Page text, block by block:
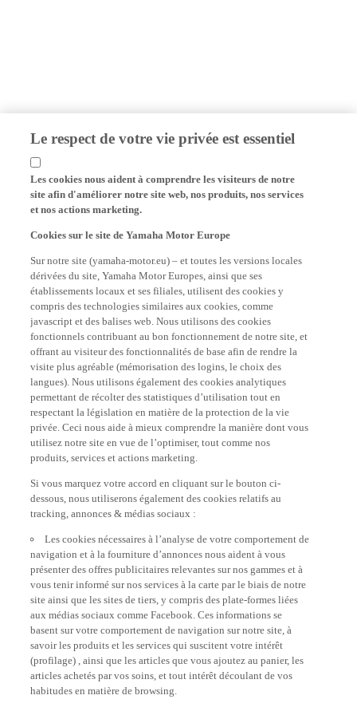
Le respect de votre vie privée est essentiel
Les cookies nous aident à comprendre les visiteurs de notre
site afin d'améliorer notre site web, nos produits, nos services
et nos actions marketing.
dérivées du site, Yamaha Motor Europes, ainsi que ses
établissements locaux et ses filiales, utilisent des cookies y
compris des technologies similaires aux cookies, comme
javascript et des balises web. Nous utilisons des cookies
fonctionnels contribuant au bon fonctionnement de notre site, et
offrant au visiteur des fonctionnalités de base afin de rendre la
visite plus agréable (mémorisation des logins, le choix des
langues). Nous utilisons également des cookies analytiques
permettant de récolter des statistiques d’utilisation tout en
respectant la législation en matière de la protection de la vie
privée. Ceci nous aide à mieux comprendre la manière dont vous
utilisez notre site en vue de l’optimiser, tout comme nos
produits, services et actions marketing.
dessous, nous utiliserons également des cookies relatifs au
tracking, annonces & médias sociaux :
navigation et à la fourniture d’annonces nous aident à vous
présenter des offres publicitaires relevantes sur nos gammes et à
vous tenir informé sur nos services à la carte par le biais de notre
site ainsi que les sites de tiers, y compris des plate-formes liées
aux médias sociaux comme Facebook. Ces informations se
basent sur votre comportement de navigation sur notre site, à
savoir les produits et les services qui suscitent votre intérêt
(profilage) , ainsi que les articles que vous ajoutez au panier, les
articles achetés par vos soins, et tout intérêt découlant de vos
habitudes en matière de browsing.